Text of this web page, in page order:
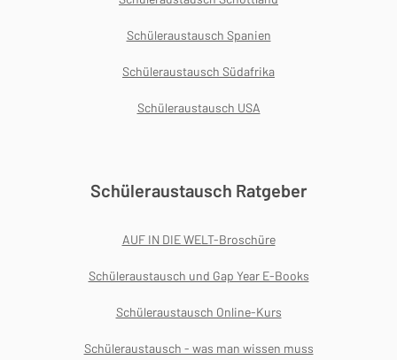
Schüleraustausch Spanien
Schüleraustausch Südafrika
Schüleraustausch USA
Schüleraustausch Ratgeber
AUF IN DIE WELT-Broschüre
Schüleraustausch und Gap Year E-Books
Schüleraustausch Online-Kurs
Schüleraustausch - was man wissen muss